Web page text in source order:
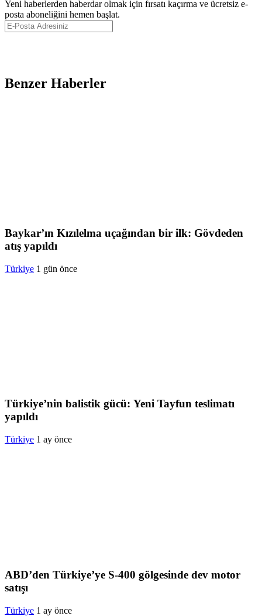
Yeni haberlerden haberdar olmak için fırsatı kaçırma ve ücretsiz e-
posta aboneliğini hemen başlat.
Benzer Haberler
Baykar’ın Kızılelma uçağından bir ilk: Gövdeden
atış yapıldı
Türkiye 1 gün önce
Türkiye’nin balistik gücü: Yeni Tayfun teslimatı
yapıldı
Türkiye 1 ay önce
ABD’den Türkiye’ye S-400 gölgesinde dev motor
satışı
Türkiye 1 ay önce